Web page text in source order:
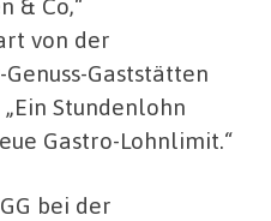
von der
Gaststätten
Stundenlohn
Gastro-Lohnlimit.“
bei der